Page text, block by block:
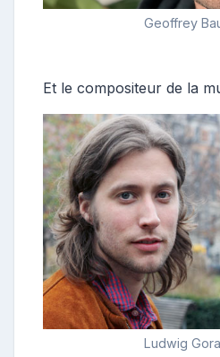
Geoffrey
Et le compositeur de la
Ludwig